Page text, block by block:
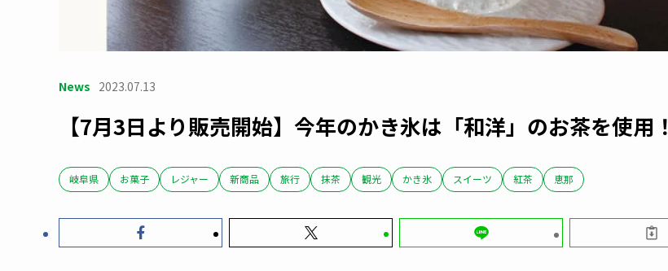
News 2023.07.13
【7月3日より販売開始】今年のかき氷は「和洋」のお茶を使用！
岐阜県 お菓子 レジャー 新商品 旅行 抹茶 観光 かき氷 スイーツ 紅茶 恵那